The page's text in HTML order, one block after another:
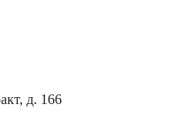
д. 166